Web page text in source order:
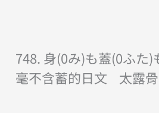
748. 身(0み)も蓋(0ふた)
毫不含蓄的日文 太露